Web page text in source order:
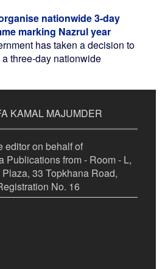
nationwide 3-day
marking Nazrul year
has taken a decision to
three-day nationwide
KAMAL MAJUMDER
editor on behalf of
Publications from - Room - L,
33 Topkhana Road,
No. 16